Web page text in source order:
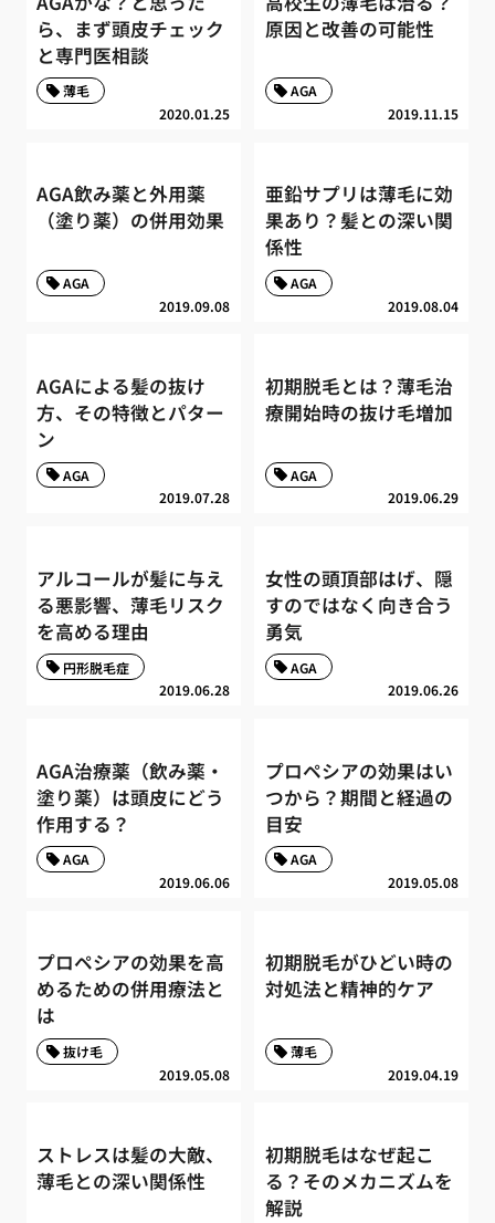
ら、まず頭皮チェック
と専門医相談
2020.01.25
薄毛
原因と改善の可能性
2019.11.15
AGA
AGA飲み薬と外用薬
（塗り薬）の併用効果
2019.09.08
AGA
亜鉛サプリは薄毛に効
果あり？髪との深い関
係性
2019.08.04
AGA
AGAによる髪の抜け
方、その特徴とパター
ン
2019.07.28
AGA
初期脱毛とは？薄毛治
療開始時の抜け毛増加
2019.06.29
AGA
アルコールが髪に与え
る悪影響、薄毛リスク
を高める理由
2019.06.28
円形脱毛症
女性の頭頂部はげ、隠
すのではなく向き合う
勇気
2019.06.26
AGA
AGA治療薬（飲み薬・
塗り薬）は頭皮にどう
作用する？
2019.06.06
AGA
プロペシアの効果はい
つから？期間と経過の
目安
2019.05.08
AGA
プロペシアの効果を高
めるための併用療法と
は
2019.05.08
抜け毛
初期脱毛がひどい時の
対処法と精神的ケア
2019.04.19
薄毛
ストレスは髪の大敵、
薄毛との深い関係性
初期脱毛はなぜ起こ
る？そのメカニズムを
解説